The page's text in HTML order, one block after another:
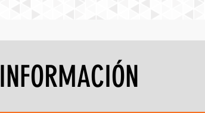
INFORMACIÓN